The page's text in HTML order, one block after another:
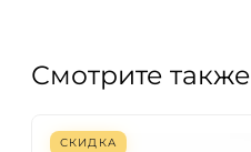
Смотрите также
СКИДКА